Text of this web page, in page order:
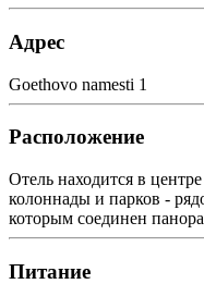
Адрес
Goethovo namesti 1
Расположение
Oтель находится в
колоннады и парков -
которым соединен
Питание